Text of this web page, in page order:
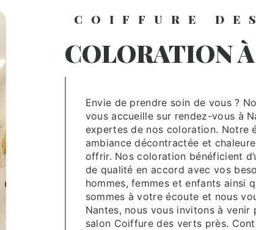
COIFFURE
COLORATION
Envie de prendre soin de vous ? Notre salon de coloration, Coiffure des verts près
vous accueille sur rendez-vous à
expertes de nos coloration. Notre
ambiance décontractée et
offrir. Nos coloration bénéficient
de qualité en accord avec vos
hommes, femmes et enfants ainsi
sommes à votre écoute et nous
Nantes, nous vous invitons à
salon Coiffure des verts près.